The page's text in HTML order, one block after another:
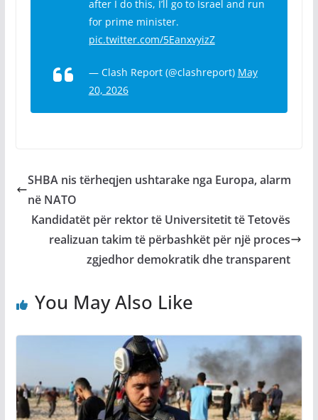
after I do this, I’ll go to Israel and run
for prime minister.
pic.twitter.com/5EanxvyizZ
— Clash Report (@clashreport) May
20, 2026
SHBA nis tërheqjen ushtarake nga Europa, alarm
në NATO
Kandidatët për rektor të Universitetit të Tetovës
realizuan takim të përbashkët për një proces
zgjedhor demokratik dhe transparent
You May Also Like